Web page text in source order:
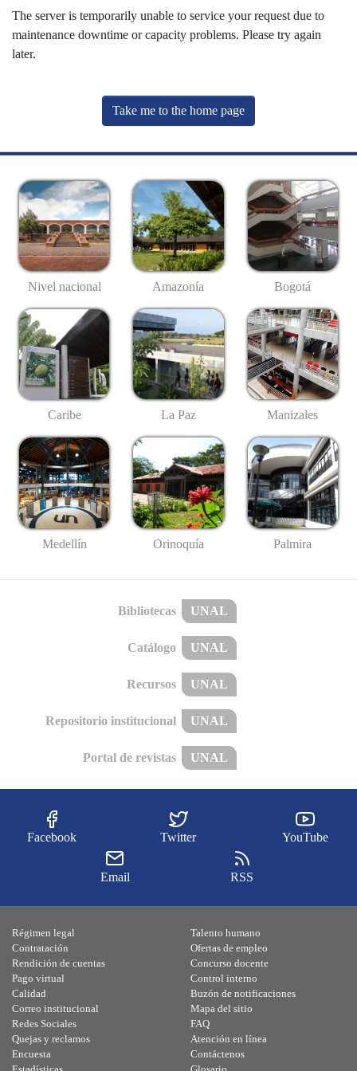
The server is temporarily unable to service your request due to
maintenance downtime or capacity problems. Please try again
later.
Take me to the home page
Nivel nacional Amazonía Bogotá
Caribe La Paz Manizales
Medellín Orinoquía Palmira
Bibliotecas UNAL
Catálogo UNAL
Recursos UNAL
Repositorio institucional UNAL
Portal de revistas UNAL
Facebook Twitter YouTube
Email RSS
Régimen legal
Contratación
Rendición de cuentas
Pago virtual
Calidad
Talento humano
Ofertas de empleo
Concurso docente
Control interno
Buzón de notificaciones
Correo institucional
Redes Sociales
Quejas y reclamos
Encuesta
Mapa del sitio
FAQ
Atención en línea
Contáctenos